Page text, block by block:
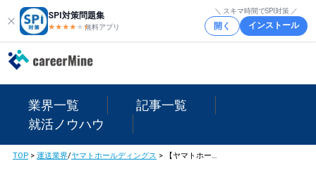
SPI対策問題集
★★★★ ★★
無料アプリ
＼ スキマ時間でSPI対策 ／
開く インストール
業界一覧
記事一覧
就活ノウハウ
TOP> 運送業界/ヤマトホールディングス > 【ヤマトホールディングス】平均年収1018万円｜年収推移・業界・年代・役職別など徹底解説！